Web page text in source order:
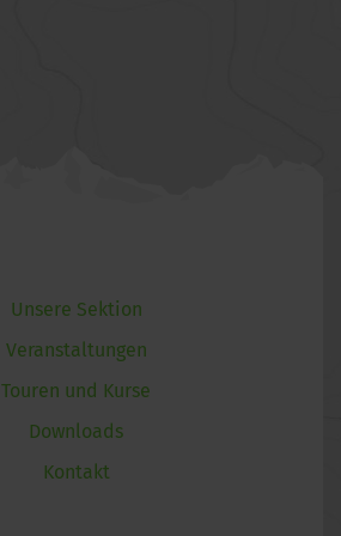
Unsere Sektion
Veranstaltungen
Touren und Kurse
Downloads
Kontakt